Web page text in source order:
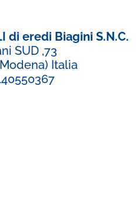
di eredi Biagini S.N.C.
SUD ,73
Italia